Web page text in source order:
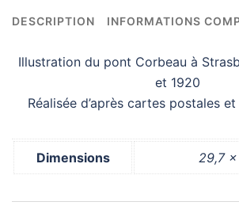
DESCRIPTION INFORMATIONS
Illustration du pont Corbeau à
et 1920
Réalisée d’après cartes postales
Dimensions 29,7